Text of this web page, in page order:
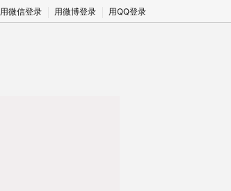
用微信登录 用微博登录 用QQ登录